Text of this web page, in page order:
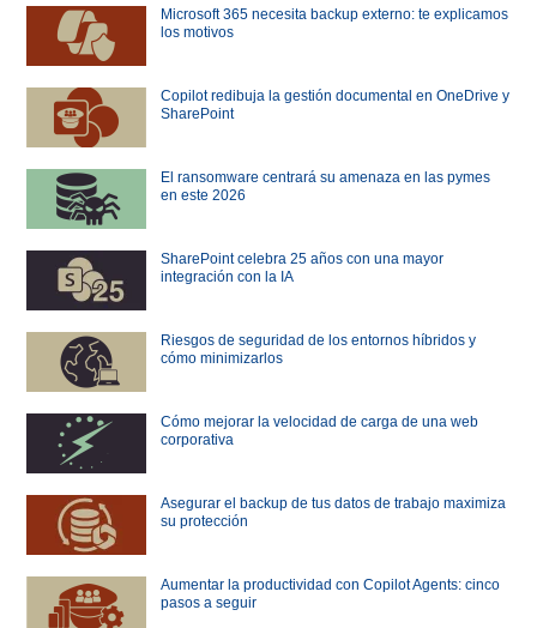
Microsoft 365 necesita backup externo: te explicamos
los motivos
Copilot redibuja la gestión documental en OneDrive y
SharePoint
El ransomware centrará su amenaza en las pymes
en este 2026
SharePoint celebra 25 años con una mayor
integración con la IA
Riesgos de seguridad de los entornos híbridos y
cómo minimizarlos
Cómo mejorar la velocidad de carga de una web
corporativa
Asegurar el backup de tus datos de trabajo maximiza
su protección
Aumentar la productividad con Copilot Agents: cinco
pasos a seguir